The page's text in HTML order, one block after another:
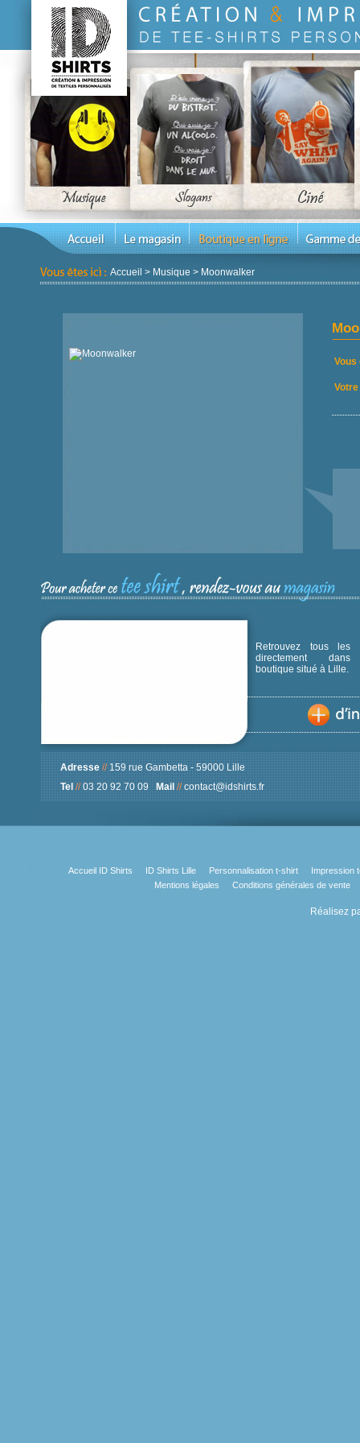
Accueil > Musique > Moonwalker
Retrouvez tous les
directement
boutique situé à Lille.
Adresse//159 rue Gambetta - 59000 Lille
Tel//03 20 92 70 09Mail// contact@idshirts.fr
Accueil ID Shirts ID Shirts Lille Personnalisation t-shirt
Impression
Mentions légales
Conditions générales de vente
Réalisez